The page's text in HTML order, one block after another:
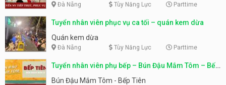
Đà Nẵng Tùy Năng Lực Parttime
Tuyển nhân viên phục vụ ca tối – quán kem dừa
Quán kem dừa
Đà Nẵng Tùy Năng Lực Parttime
Tuyển nhân viên phụ bếp – Bún Đậu Mắm Tôm – Bếp
Tiên
Bún Đậu Mắm Tôm - Bếp Tiên